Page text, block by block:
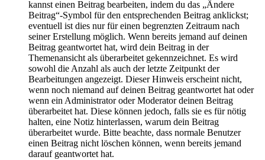
kannst einen Beitrag bearbeiten, indem du das „Ändere
Beitrag“-Symbol für den entsprechenden Beitrag anklickst;
eventuell ist dies nur für einen begrenzten Zeitraum nach
seiner Erstellung möglich. Wenn bereits jemand auf deinen
Beitrag geantwortet hat, wird dein Beitrag in der
Themenansicht als überarbeitet gekennzeichnet. Es wird
sowohl die Anzahl als auch der letzte Zeitpunkt der
Bearbeitungen angezeigt. Dieser Hinweis erscheint nicht,
wenn noch niemand auf deinen Beitrag geantwortet hat oder
wenn ein Administrator oder Moderator deinen Beitrag
überarbeitet hat. Diese können jedoch, falls sie es für nötig
halten, eine Notiz hinterlassen, warum dein Beitrag
überarbeitet wurde. Bitte beachte, dass normale Benutzer
einen Beitrag nicht löschen können, wenn bereits jemand
darauf geantwortet hat.